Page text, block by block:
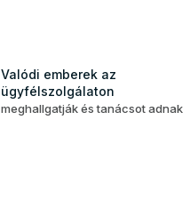
Valódi emberek az
ügyfélszolgálaton
meghallgatják és tanácsot adnak